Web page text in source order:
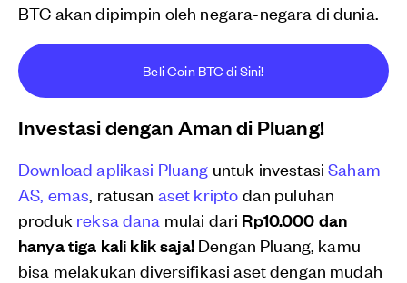
BTC akan dipimpin oleh negara-negara di dunia.
Beli Coin BTC di Sini!
Investasi dengan Aman di Pluang!
Download aplikasi Pluang untuk investasiSaham
AS, emas, ratusan aset kripto dan puluhan
produk reksa dana mulai dari Rp10.000 dan
hanya tiga kali klik saja!Dengan Pluang, kamu
bisa melakukan diversifikasi aset dengan mudah